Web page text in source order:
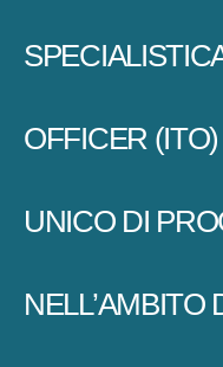
OFFICER
UNICO DI
NELL’AMBITO